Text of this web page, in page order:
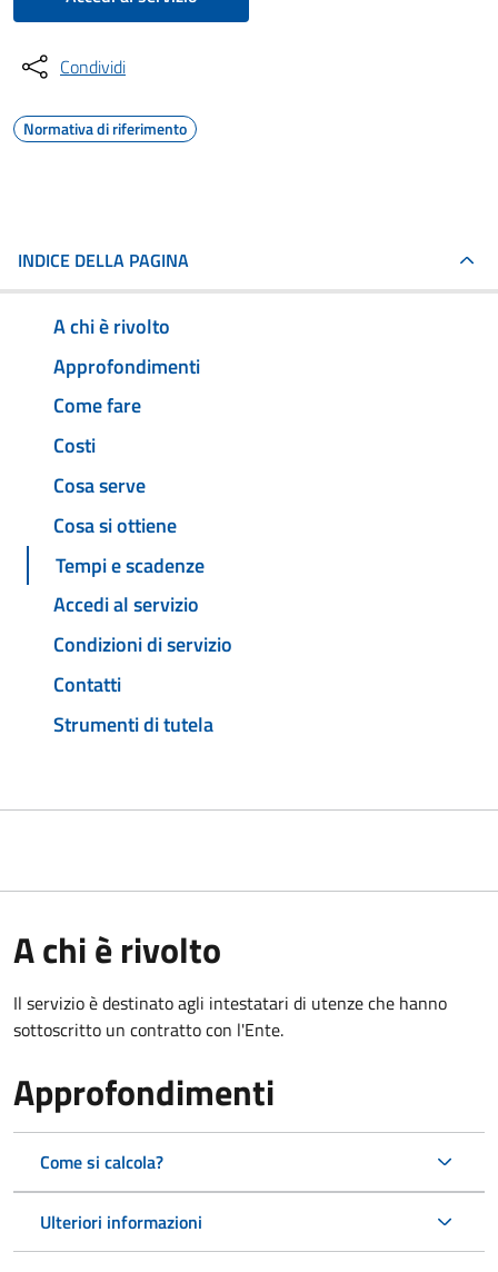
Condividi
Normativa di riferimento
INDICE DELLA PAGINA
A chi è rivolto
Approfondimenti
Come fare
Costi
Cosa serve
Cosa si ottiene
Tempi e scadenze
Accedi al servizio
Condizioni di servizio
Contatti
Strumenti di tutela
A chi è rivolto
Il servizio è destinato agli intestatari di utenze che hanno
sottoscritto un contratto con l'Ente.
Approfondimenti
Come si calcola?
Ulteriori informazioni